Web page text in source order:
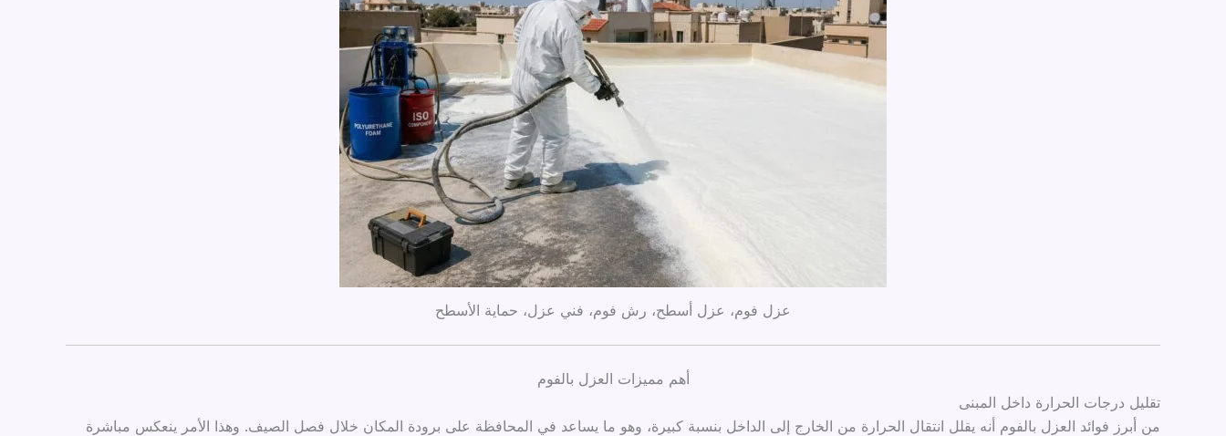
عزل فوم، عزل أسطح، رش فوم، فني عزل، حماية الأسطح
أهم مميزات العزل بالفوم
تقليل درجات الحرارة داخل المبنى
من أبرز فوائد العزل بالفوم أنه يقلل انتقال الحرارة من الخارج إلى الداخل بنسبة كبيرة، وهو ما يساعد في المحافظة على برودة المكان خلال فصل الصيف. وهذا الأمر ينعكس مباشرة